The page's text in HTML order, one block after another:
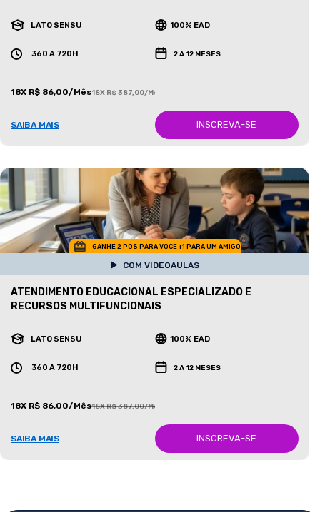
LATO SENSU 100% EAD
360 A 720H 2 A 12 MESES
18X R$ 86,00/Mês18X R$ 387,00/Mês
SAIBA MAIS INSCREVA-SE
GANHE 2 POS PARA VOCE +1 PARA UM AMIGO
COM VIDEOAULAS
ATENDIMENTO EDUCACIONAL ESPECIALIZADO E
RECURSOS MULTIFUNCIONAIS
LATO SENSU 100% EAD
360 A 720H 2 A 12 MESES
18X R$ 86,00/Mês18X R$ 387,00/Mês
SAIBA MAIS INSCREVA-SE